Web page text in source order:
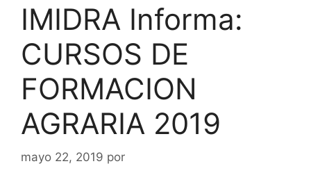
IMIDRA Informa:
CURSOS DE
FORMACION
AGRARIA 2019
mayo 22, 2019 por